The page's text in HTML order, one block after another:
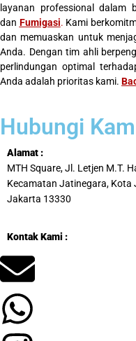
layanan professional dalam
dan Fumigasi. Kami
dan memuaskan untuk
Anda. Dengan tim ahli
perlindungan optimal
Anda adalah prioritas kami.
Hubungi
Alamat :
MTH Square, Jl. Letjen M.T.
Kecamatan Jatinegara, Kota
Jakarta 13330
Kontak Kami :